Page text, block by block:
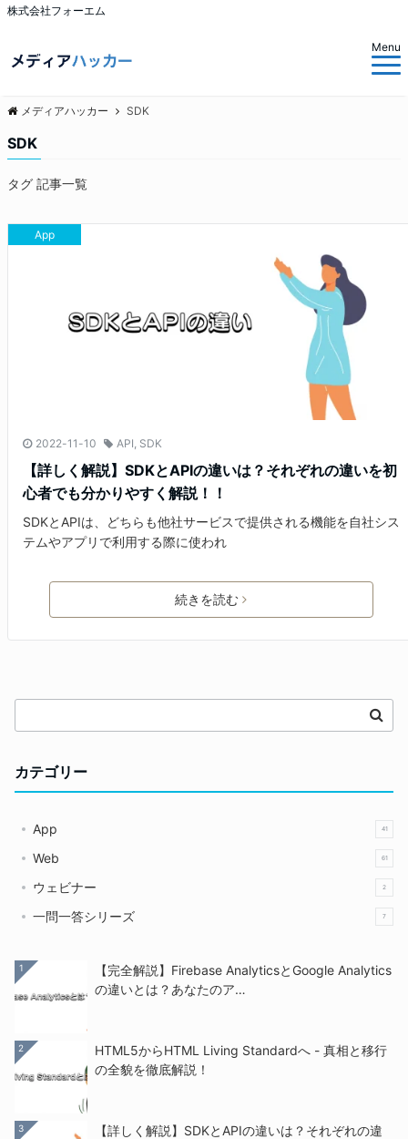
株式会社フォーエム
Menu
メディアハッカー SDK
SDK
タグ 記事一覧
App
2022-11-10 API SDK
【詳しく解説】SDKとAPIの違いは？それぞれの違いを初
心者でも分かりやすく解説！！
SDKとAPIは、どちらも他社サービスで提供される機能を自社シス
テムやアプリで利用する際に使われ
続きを読む
カテゴリー
App 41
Web 61
ウェビナー 2
一問一答シリーズ 7
1
【完全解説】Firebase AnalyticsとGoogle Analytics
の違いとは？あなたのア…
2
HTML5からHTML Living Standardへ - 真相と移行
の全貌を徹底解説！
3
【詳しく解説】SDKとAPIの違いは？それぞれの違